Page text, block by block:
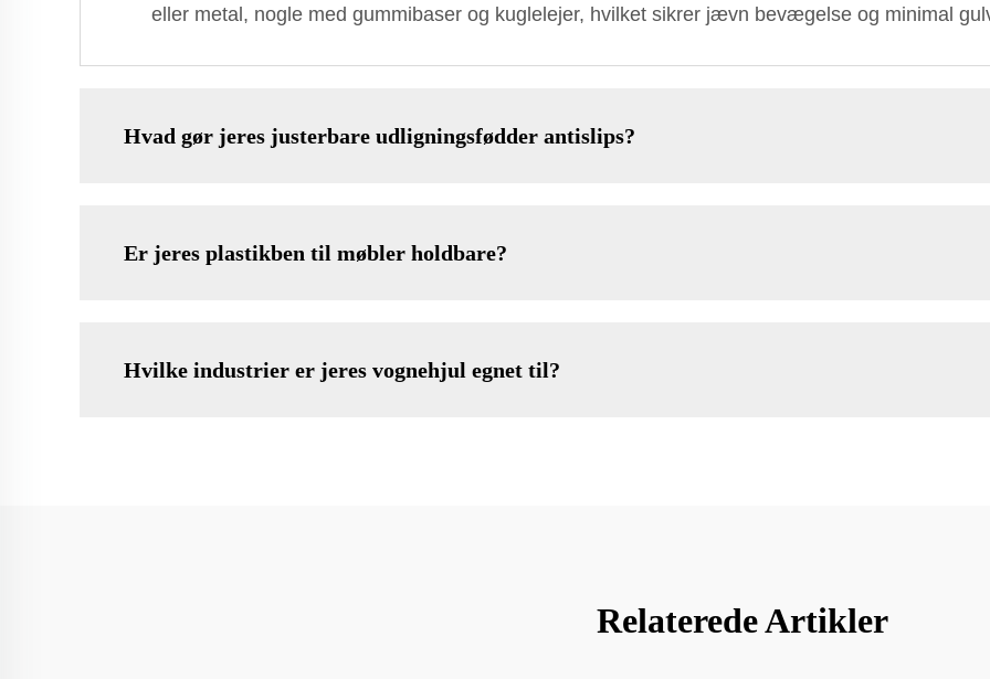
eller metal, nogle med gummibaser og kuglelejer, hvilket sikrer jævn bevægelse og minimal
Hvad gør jeres justerbare udligningsfødder antislips?
Er jeres plastikben til møbler holdbare?
Hvilke industrier er jeres vognehjul egnet til?
Relaterede Artikler